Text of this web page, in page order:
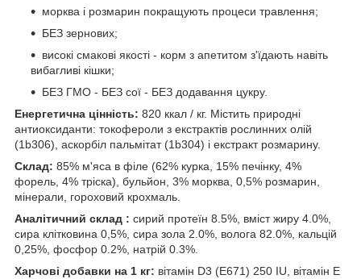
морква і розмарин покращують процеси травлення;
БЕЗ зернових;
високі смакові якості - корм з апетитом з'їдають навіть
вибагливі кішки;
БЕЗ ГМО - БЕЗ сої - БЕЗ додавання цукру.
Енергетична цінність: 820 ккал / кг. Містить природні
антиоксиданти: токофероли з екстрактів рослинних олій
(1b306), аскорбіл пальмітат (1b304) і екстракт розмарину.
Склад: 85% м'яса в філе (62% курка, 15% печінку, 4%
форель, 4% тріска), бульйон, 3% морква, 0,5% розмарин,
мінерали, гороховий крохмаль.
Аналітичний склад : сирий протеїн 8.5%, вміст жиру 4.0%,
сира клітковина 0,5%, сира зола 2.0%, волога 82.0%, кальцій
0,25%, фосфор 0.2%, натрій 0.3%.
Харчові добавки на 1 кг: вітамін D3 (E671) 250 IU, вітамін E